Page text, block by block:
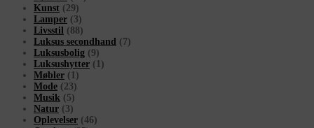
Kunst (29)
Lamper (3)
Livsstil (88)
Luksus secondhand (7)
Luksusbolig (9)
Luksushytter (1)
Møbler (1)
Mode (23)
Musik (5)
Natur (3)
Oplevelser (46)